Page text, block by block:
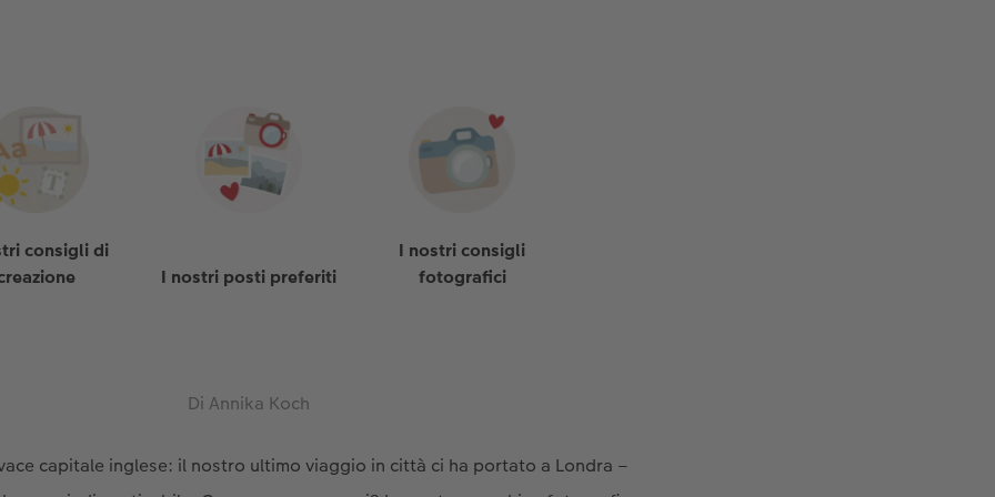
consigli di
I nostri posti preferiti
I nostri consigli
fotografici
Di Annika Koch
capitale inglese: il nostro ultimo viaggio in città ci ha portato a Londra –